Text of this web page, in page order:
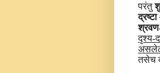
परंतु
दृश्य-
तसेच